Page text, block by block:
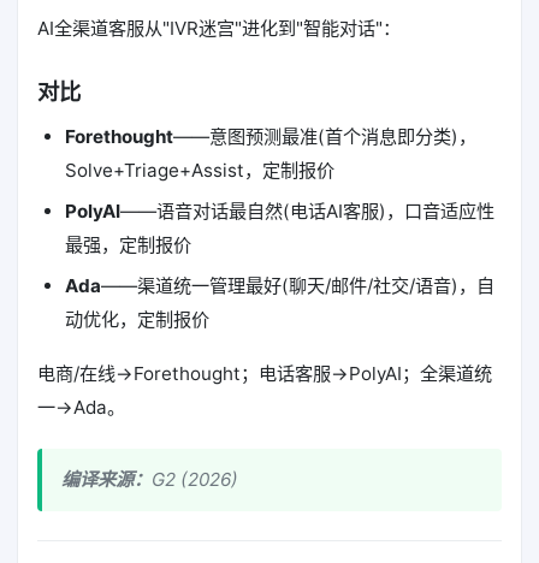
AI全渠道客服从"IVR迷宫"进化到"智能对话"：
对比
Forethought——意图预测最准(首个消息即分类)，
Solve+Triage+Assist，定制报价
PolyAI——语音对话最自然(电话AI客服)，口音适应性
最强，定制报价
Ada——渠道统一管理最好(聊天/邮件/社交/语音)，自
动优化，定制报价
电商/在线→Forethought；电话客服→PolyAI；全渠道统
一→Ada。
编译来源： G2 (2026)